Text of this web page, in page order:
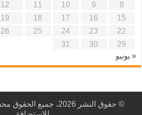
8
9
10
11
12
15
16
17
18
19
22
23
24
25
26
29
30
31
« يونيو
© حقوق النشر 2026، جميع الحقوق محفوظة |